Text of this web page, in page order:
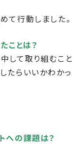
て行動しました。
ことは？
して取り組むこと
たらいいかわかっ
への課題は？